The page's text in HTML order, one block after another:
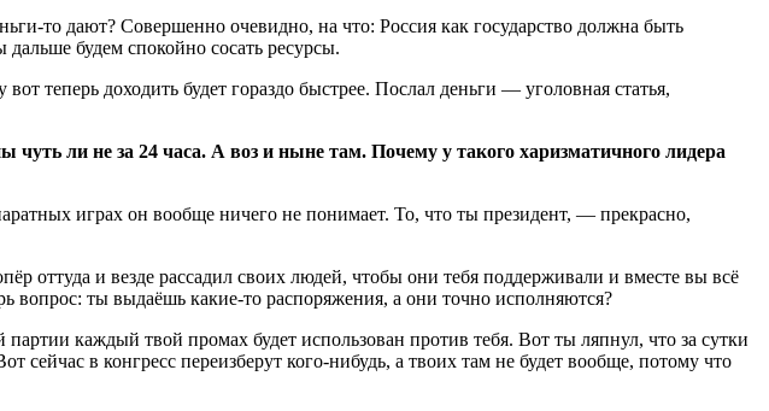
то дают? Совершенно очевидно, на что: Россия как государство должна быть
будем спокойно сосать ресурсы.
теперь доходить будет гораздо быстрее. Послал деньги — уголовная статья,
ли не за 24 часа. А воз и ныне там. Почему у такого харизматичного лидера
играх он вообще ничего не понимает. То, что ты президент, — прекрасно,
оттуда и везде рассадил своих людей, чтобы они тебя поддерживали и вместе вы всё
вопрос: ты выдаёшь какие-то распоряжения, а они точно исполняются?
каждый твой промах будет использован против тебя. Вот ты ляпнул, что за сутки
в конгресс переизберут кого-нибудь, а твоих там не будет вообще, потому что